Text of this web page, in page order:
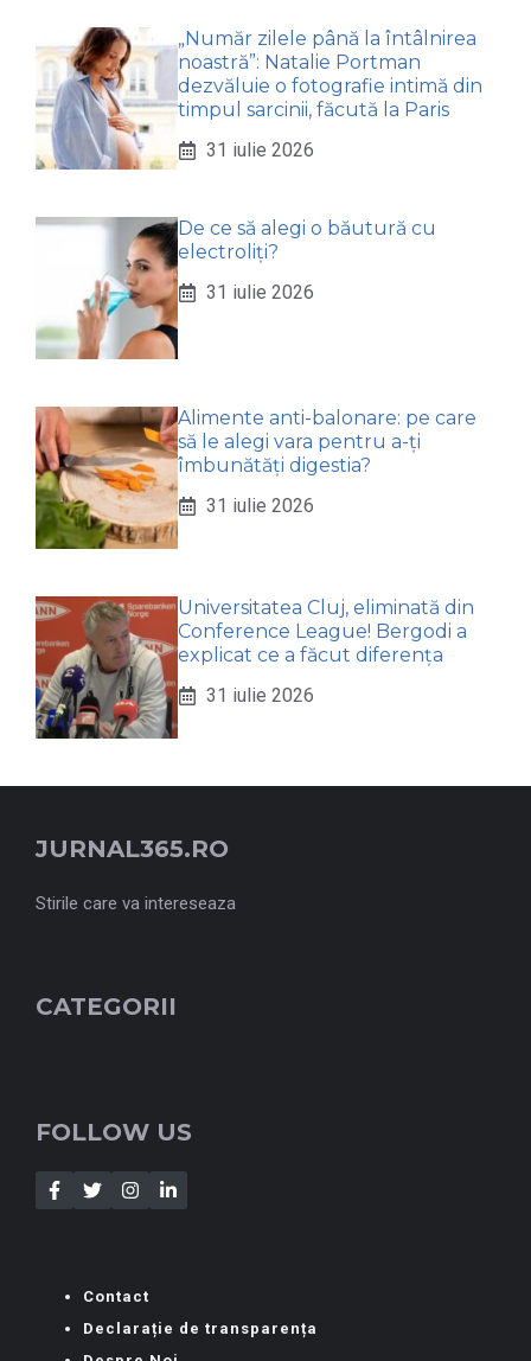
„Număr zilele până la întâlnirea
noastră”: Natalie Portman
dezvăluie o fotografie intimă din
timpul sarcinii, făcută la Paris
31 iulie 2026
De ce să alegi o băutură cu
electroliți?
31 iulie 2026
Alimente anti-balonare: pe care
să le alegi vara pentru a-ți
îmbunătăți digestia?
31 iulie 2026
Universitatea Cluj, eliminată din
Conference League! Bergodi a
explicat ce a făcut diferența
31 iulie 2026
JURNAL365.RO
Stirile care va intereseaza
CATEGORII
FOLLOW US
Contact
Declarație de transparența